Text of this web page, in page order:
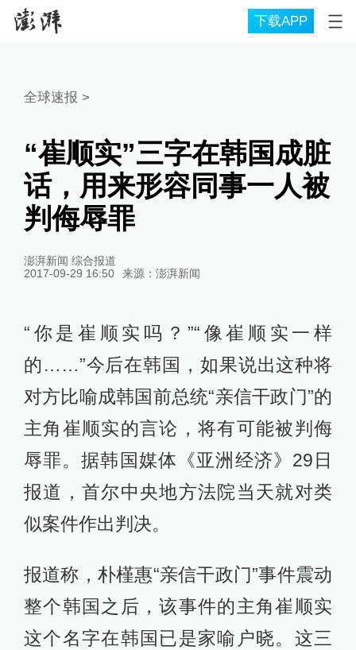
下载APP
全球速报 >
“崔顺实”三字在韩国成脏
话，用来形容同事一人被
判侮辱罪
澎湃新闻 综合报道
2017-09-29 16:50
来源： 澎湃新闻
“你是崔顺实吗？”“像崔顺实一样
的……”今后在韩国，如果说出这种将
对方比喻成韩国前总统“亲信干政门”的
主角崔顺实的言论，将有可能被判侮
辱罪。据韩国媒体《亚洲经济》29日
报道，首尔中央地方法院当天就对类
似案件作出判决。
报道称，朴槿惠“亲信干政门”事件震动
整个韩国之后，该事件的主角崔顺实
这个名字在韩国已是家喻户晓。这三